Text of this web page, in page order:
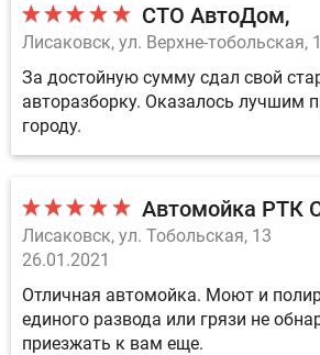
СТО АвтоДом
Лисаковск, ул. Верхне-тобольская,
За достойную сумму сдал свой
авторазборку. Оказалось лучшим
городу.
Автомойка РТК
Лисаковск, ул. Тобольская, 13
26.01.2021
Отличная автомойка. Моют и
единого развода или грязи не
приезжать к вам еще.